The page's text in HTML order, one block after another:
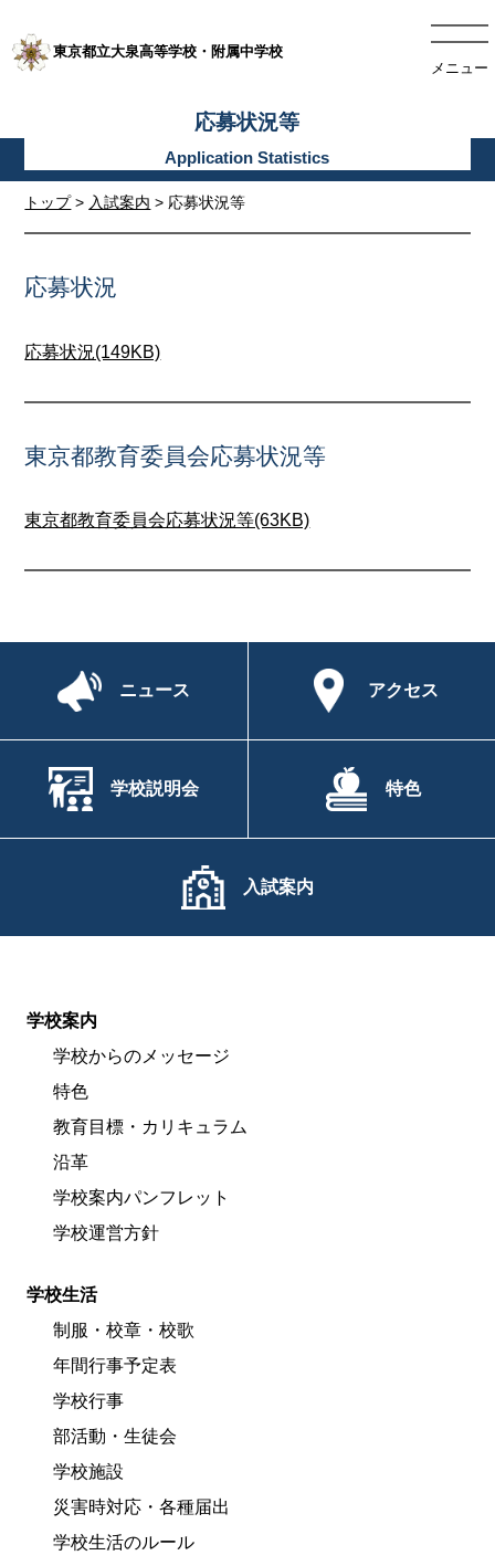
東京都立大泉高等学校・附属中学校
メニュー
トップ> 入試案内 > 応募状況等
応募状況等
応募状況
応募状況(149KB)
東京都教育委員会応募状況等
東京都教育委員会応募状況等(63KB)
ニュース アクセス
学校説明会 特色
入試案内
学校案内
学校からのメッセージ
特色
教育目標・カリキュラム
沿革
学校案内パンフレット
学校運営方針
学校生活
制服・校章・校歌
年間行事予定表
学校行事
部活動・生徒会
学校施設
災害時対応・各種届出
学校生活のルール